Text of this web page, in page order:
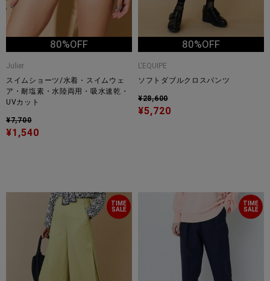
80%OFF
Julier
スイムショーツ/水着・スイムウェ
ア・耐塩素・水陸両用・吸水速乾・
UVカット
¥7,700
¥1,540
80%OFF
L'EQUIPE
ソフトダブルクロスパンツ
¥28,600
¥5,720
TIME
SALE
TIME
SALE